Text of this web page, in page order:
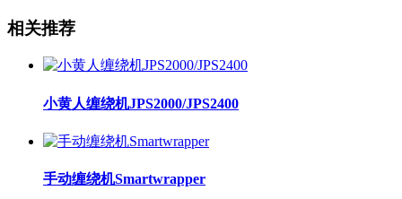
相关推荐
小黄人缠绕机JPS2000/JPS2400
手动缠绕机Smartwrapper